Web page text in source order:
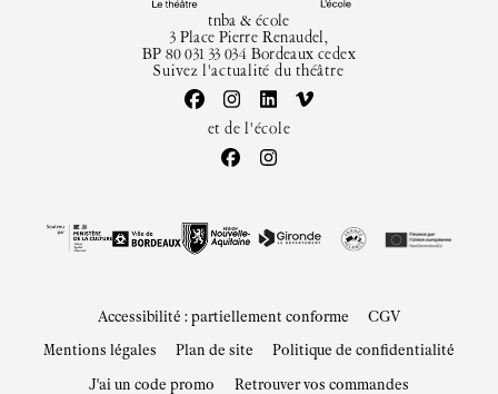
tnba & école
3 Place Pierre Renaudel,
BP 80 031 33 034 Bordeaux cedex
Suivez l'actualité du théâtre
et de l'école
Accessibilité : partiellement conforme CGV
Mentions légales Plan de site Politique de confidentialité
J'ai un code promo Retrouver vos commandes